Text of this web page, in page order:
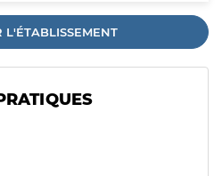
L'ÉTABLISSEMENT